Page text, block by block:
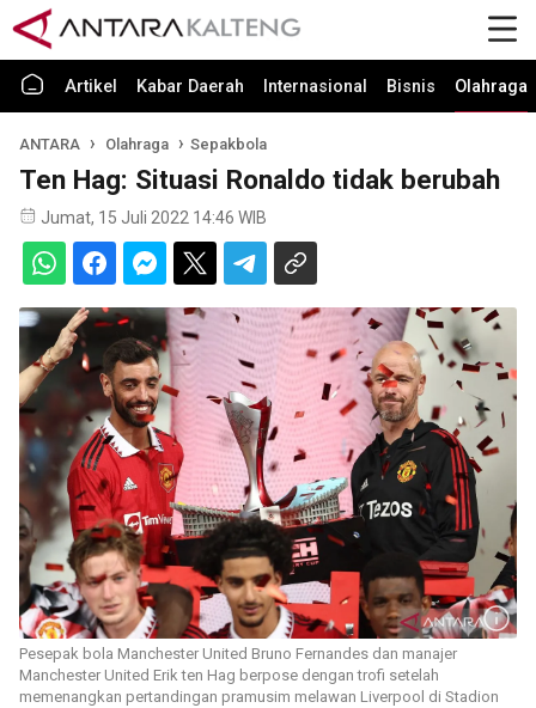
Artikel Kabar Daerah Internasional Bisnis Olahraga
ANTARA Olahraga Sepakbola
Ten Hag: Situasi Ronaldo tidak berubah
Jumat, 15 Juli 2022 14:46 WIB
Pesepak bola Manchester United Bruno Fernandes dan manajer
Manchester United Erik ten Hag berpose dengan trofi setelah
memenangkan pertandingan pramusim melawan Liverpool di Stadion